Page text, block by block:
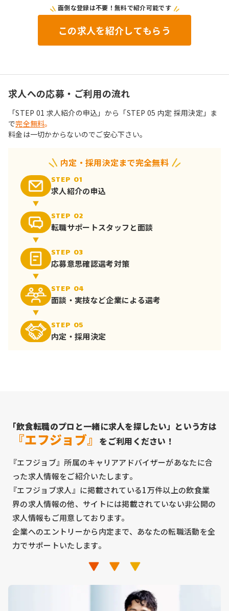
面倒な登録は不要！無料で紹介可能です
この求人を紹介してもらう
求人への応募・ご利用の流れ
「STEP 01 求人紹介の申込」から「STEP 05 内定 採用決定」ま
で完全無料。
料金は一切かからないのでご安心下さい。
内定・採用決定まで完全無料
STEP 01
求人紹介の申込
STEP 02
転職サポートスタッフと面談
STEP 03
応募意思確認選考対策
STEP 04
面談・実技など企業による選考
STEP 05
内定・採用決定
「飲食転職のプロと一緒に求人を探したい」という方は
『エフジョブ』 をご利用ください！
『エフジョブ』所属のキャリアアドバイザーがあなたに合
った求人情報をご紹介いたします。
『エフジョブ求人』に掲載されている1万件以上の飲食業
界の求人情報の他、サイトには掲載されていない非公開の
求人情報もご用意しております。
企業へのエントリーから内定まで、あなたの転職活動を全
力でサポートいたします。